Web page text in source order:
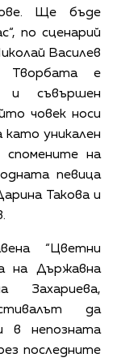
Ще бъде
по сценарий
Василев
Творбата е
и съвършен
човек носи
като уникален
спомените на
певица
Такова и
“Цветни
на Държавна
Захариева,
да
в непозната
последните